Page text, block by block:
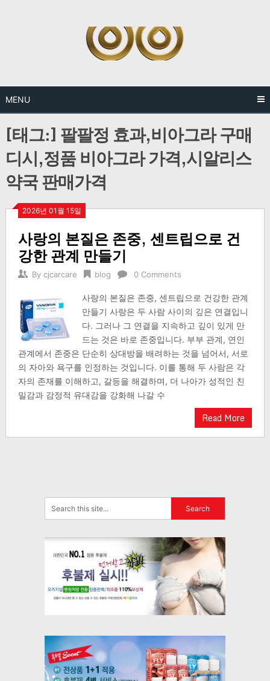
MENU
[태그:]팔팔정 효과,비아그라 구매
디시,정품 비아그라 가격,시알리스
약국 판매가격
2026년 01월 15일
사랑의 본질은 존중, 센트립으로 건
강한 관계 만들기
By cjcarcare blog 0 Comments
사랑의 본질은 존중, 센트립으로 건강한 관계
만들기 사랑은 두 사람 사이의 깊은 연결입니
다. 그러나 그 연결을 지속하고 깊이 있게 만
드는 것은 바로 존중입니다. 부부 관계, 연인
관계에서 존중은 단순히 상대방을 배려하는 것을 넘어서, 서로
의 자아와 욕구를 인정하는 것입니다. 이를 통해 두 사람은 각
자의 존재를 이해하고, 갈등을 해결하며, 더 나아가 성적인 친
밀감과 감정적 유대감을 강화해 나갈 수
Read More